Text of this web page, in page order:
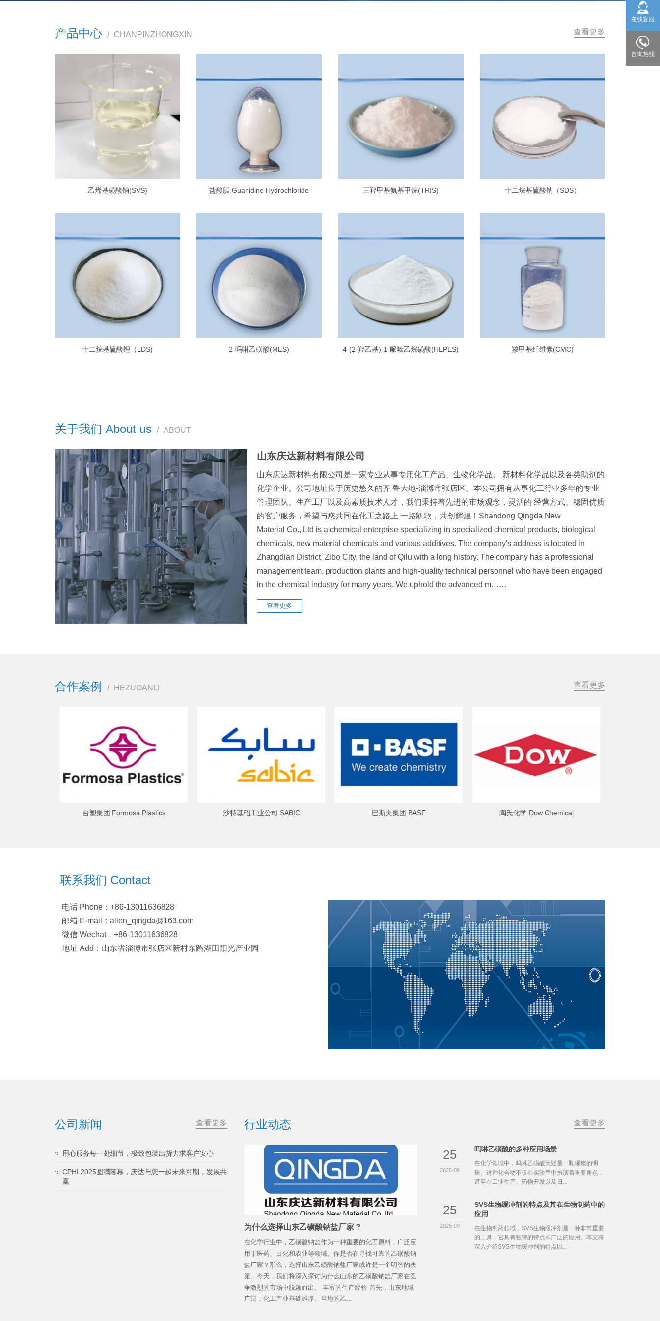
产品中心 / CHANPINZHONGXIN 查看更多
乙烯基磺酸钠(SVS) 盐酸胍 Guanidine Hydrochloride 三羟甲基氨基甲烷(TRIS) 十二烷基硫酸钠（SDS）
十二烷基硫酸锂（LDS) 2-吗啉乙磺酸(MES) 4-(2-羟乙基)-1-哌嗪乙烷磺酸(HEPES) 羧甲基纤维素(CMC)
关于我们 About us / ABOUT
山东庆达新材料有限公司
山东庆达新材料有限公司是一家专业从事专用化工产品、生物化学品、 新材料化学品以及各类助剂的
化学企业。公司地址位于历史悠久的齐 鲁大地-淄博市张店区。本公司拥有从事化工行业多年的专业
管理团队、生产工厂以及高素质技术人才，我们秉持着先进的市场观念，灵活的 经营方式、稳固优质
的客户服务，希望与您共同在化工之路上 一路凯歌，共创辉煌！Shandong Qingda New
Material Co., Ltd is a chemical enterprise specializing in specialized chemical products, biological
chemicals, new material chemicals and various additives. The company's address is located in
Zhangdian District, Zibo City, the land of Qilu with a long history. The company has a professional
management team, production plants and high-quality technical personnel who have been engaged
in the chemical industry for many years. We uphold the advanced m……
查看更多
合作案例 / HEZUOANLI 查看更多
台塑集团 Formosa Plastics 沙特基础工业公司 SABIC 巴斯夫集团 BASF 陶氏化学 Dow Chemical
联系我们 Contact
电话 Phone：+86-13011636828
邮箱 E-mail：allen_qingda@163.com
微信 Wechat：+86-13011636828
地址 Add：山东省淄博市张店区新村东路湖田阳光产业园
公司新闻 查看更多
用心服务每一处细节，极致包装出货力求客户安心
CPHI 2025圆满落幕，庆达与您一起未来可期，发展共
赢
行业动态 查看更多
为什么选择山东乙磺酸钠盐厂家？
在化学行业中，乙磺酸钠盐作为一种重要的化工原料，广泛应
用于医药、日化和农业等领域。你是否在寻找可靠的乙磺酸钠
盐厂家？那么，选择山东乙磺酸钠盐厂家或许是一个明智的决
策。今天，我们将深入探讨为什么山东的乙磺酸钠盐厂家在竞
争激烈的市场中脱颖而出。 丰富的生产经验 首先，山东地域
广阔，化工产业基础雄厚。当地的乙...
25
2025-09
吗啉乙磺酸的多种应用场景
在化学领域中，吗啉乙磺酸无疑是一颗璀璨的明
珠。这种化合物不仅在实验室中扮演着重要角色，
甚至在工业生产、药物开发以及日...
25
2025-09
SVS生物缓冲剂的特点及其在生物制药中的
应用
在生物制药领域，SVS生物缓冲剂是一种非常重要
的工具，它具有独特的特点和广泛的应用。本文将
深入介绍SVS生物缓冲剂的特点以...
在线客服
咨询热线